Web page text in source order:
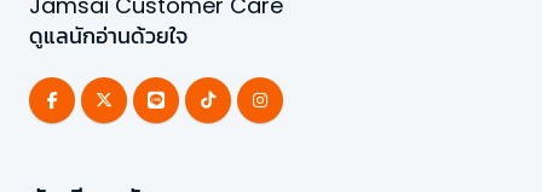
ดูแลนักอ่านด้วยใจ